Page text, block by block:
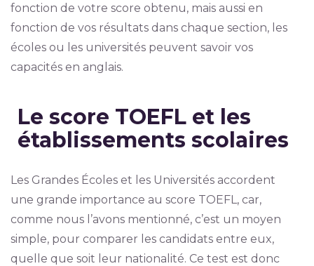
fonction de votre score obtenu, mais aussi en
fonction de vos résultats dans chaque section, les
écoles ou les universités peuvent savoir vos
capacités en anglais.
Le score TOEFL et les
établissements scolaires
Les Grandes Écoles et les Universités accordent
une grande importance au score TOEFL, car,
comme nous l’avons mentionné, c’est un moyen
simple, pour comparer les candidats entre eux,
quelle que soit leur nationalité. Ce test est donc